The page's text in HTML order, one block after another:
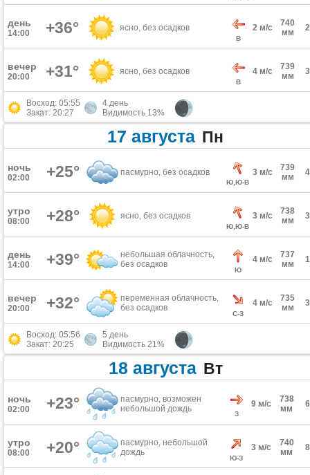
день
14:00 +36° ясно, без осадков
В
2 м/с
740
мм
вечер
20:00 +31° ясно, без осадков
В
4 м/с
739
мм
Восход: 05:55
Закат: 20:27
4 день
Видимость 13%
17 августа Пн
ночь
02:00 +25° пасмурно, без осадков
Ю,Ю-В
3 м/с
739
мм
утро
08:00 +28° ясно, без осадков
Ю,Ю-В
3 м/с
738
мм
день
14:00 +39°
небольшая облачность,
без осадков
Ю
4 м/с
737
мм
вечер
20:00 +32°
переменная облачность,
без осадков
С-З
4 м/с
735
мм
Восход: 05:56
Закат: 20:25
5 день
Видимость 21%
18 августа Вт
ночь
02:00 +23°
пасмурно, возможен
небольшой дождь
З
9 м/с
738
мм
утро
08:00 +20°
пасмурно, небольшой
дождь
Ю-З
3 м/с
740
мм